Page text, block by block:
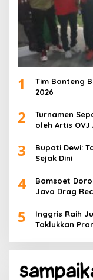
1
Tim Banteng
2026
2
Turnamen
oleh Artis OVJ
3
Bupati Dewi:
Sejak Dini
4
Bamsoet
Java Drag
5
Inggris Raih
Taklukkan